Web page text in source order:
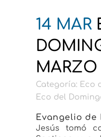
14 MAR
MARZO
Categoría: Eco
Eco del
Evangelio de
Jesús tomó